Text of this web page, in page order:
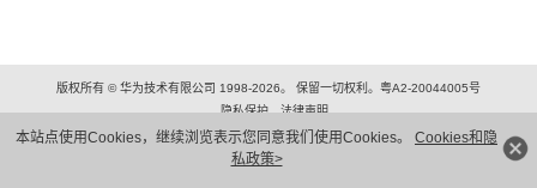
本站点使用Cookies，继续浏览表示您同意我们使用Cookies。 Cookies和隐
私政策>
版权所有 © 华为技术有限公司 1998-2026。 保留一切权利。粤A2-20044005号
隐私保护
法律声明